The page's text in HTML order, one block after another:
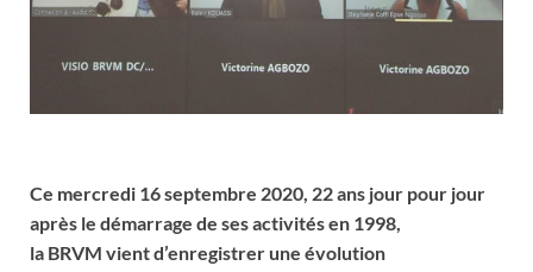
Ce mercredi 16 septembre 2020, 22 ans jour pour jour
après le démarrage de ses activités en 1998,
la BRVM vient d’enregistrer une évolution